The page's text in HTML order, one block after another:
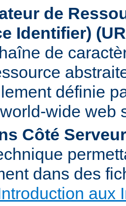
de
Identifier)
de
définie
wide web
Côté
dans des
aux